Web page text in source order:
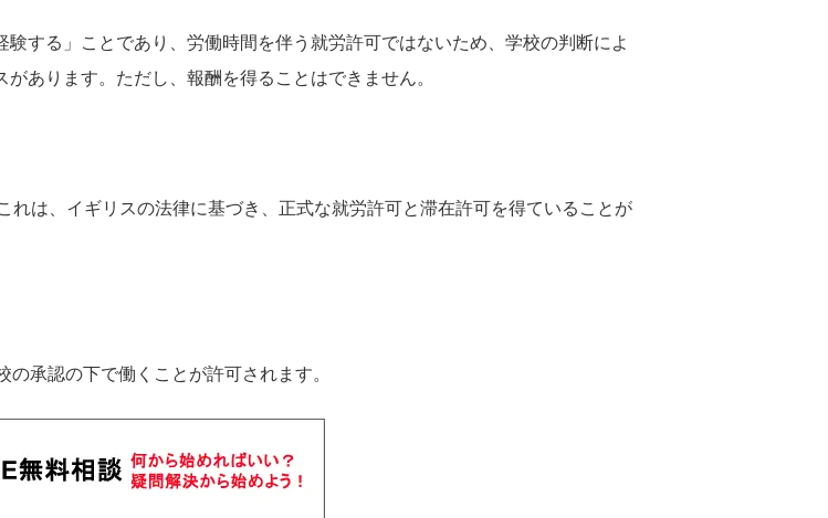
する」ことであり、労働時間を伴う就労許可ではないため、学校の判断によ
あります。ただし、報酬を得ることはできません。
は、イギリスの法律に基づき、正式な就労許可と滞在許可を得ていることが
承認の下で働くことが許可されます。